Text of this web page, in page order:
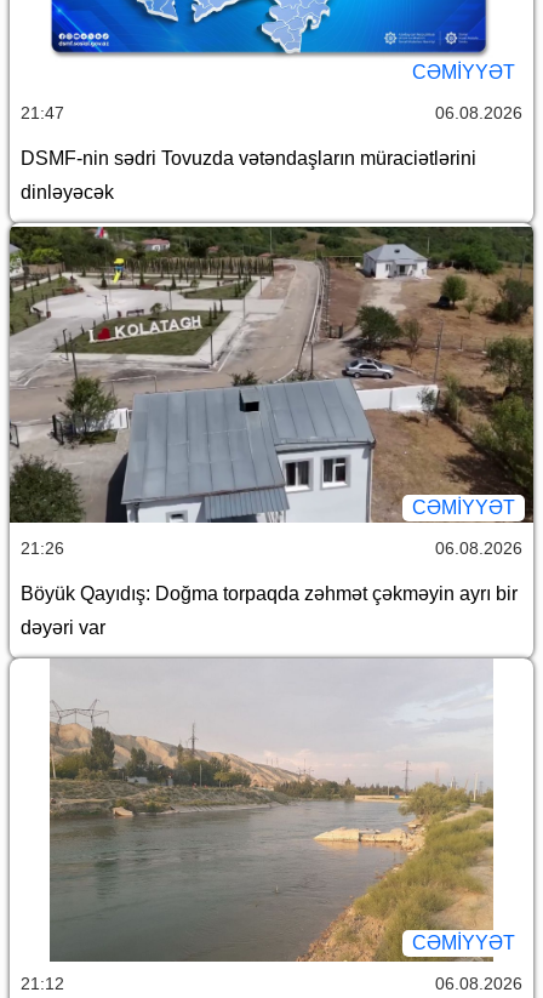
CƏMİYYƏT
21:47 06.08.2026
DSMF-nin sədri Tovuzda vətəndaşların müraciətlərini
dinləyəcək
CƏMİYYƏT
21:26 06.08.2026
Böyük Qayıdış: Doğma torpaqda zəhmət çəkməyin ayrı bir
dəyəri var
CƏMİYYƏT
21:12 06.08.2026